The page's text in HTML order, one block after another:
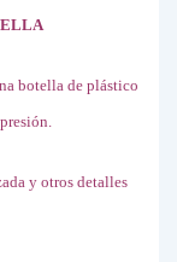
botella de plástico
y otros detalles